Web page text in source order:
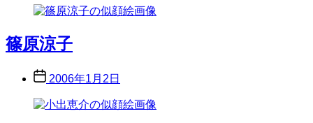
篠原涼子
Post
date
2006年1月2日